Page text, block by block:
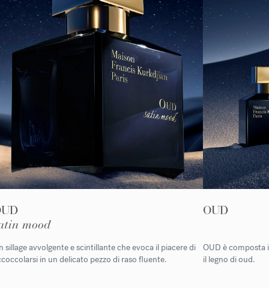
mood
sillage avvolgente e scintillante che evoca il piacere di
in un delicato pezzo di raso fluente.
OUD
OUD è composta
il legno di oud.